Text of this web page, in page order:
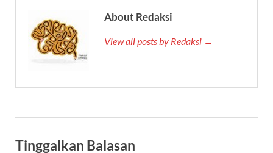
About Redaksi
View all posts by Redaksi →
Tinggalkan Balasan